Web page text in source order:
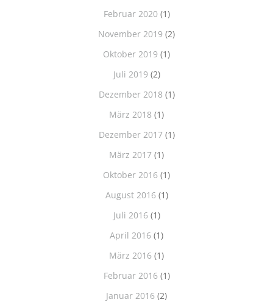
Februar 2020(1)
November 2019 (2)
Oktober 2019 (1)
Juli 2019 (2)
Dezember 2018 (1)
März 2018 (1)
Dezember 2017(1)
März 2017 (1)
Oktober 2016 (1)
August 2016(1)
Juli 2016(1)
April 2016 (1)
März 2016 (1)
Februar 2016(1)
Januar 2016 (2)